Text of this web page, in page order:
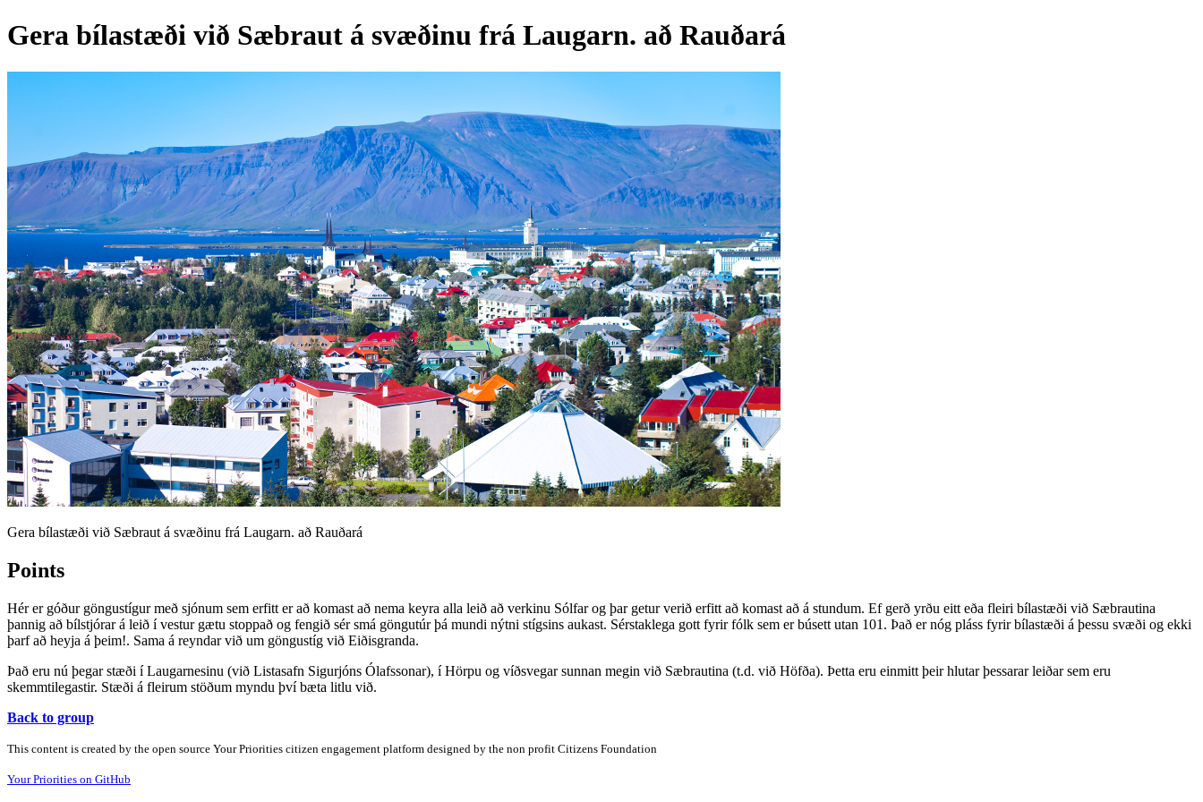
Gera bílastæði við Sæbraut á svæðinu frá Laugarn. að Rauðará
Gera bílastæði við Sæbraut á svæðinu frá Laugarn. að Rauðará
Points
Hér er góður göngustígur með sjónum sem erfitt er að komast að nema keyra alla leið að verkinu Sólfar og þar getur verið erfitt að komast að á stundum. Ef gerð yrðu eitt eða fleiri bílastæði við Sæbrautina
þannig að bílstjórar á leið í vestur gætu stoppað og fengið sér smá göngutúr þá mundi nýtni stígsins aukast. Sérstaklega gott fyrir fólk sem er búsett utan 101. Það er nóg pláss fyrir bílastæði á þessu svæði og ekki
þarf að heyja á þeim!. Sama á reyndar við um göngustíg við Eiðisgranda.
Það eru nú þegar stæði í Laugarnesinu (við Listasafn Sigurjóns Ólafssonar), í Hörpu og víðsvegar sunnan megin við Sæbrautina (t.d. við Höfða). Þetta eru einmitt þeir hlutar þessarar leiðar sem eru
skemmtilegastir. Stæði á fleirum stöðum myndu því bæta litlu við.
Back to group
This content is created by the open source Your Priorities citizen engagement platform designed by the non profit Citizens Foundation
Your Priorities on GitHub